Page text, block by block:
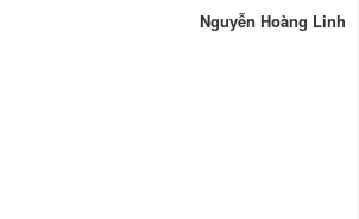
Nguyễn Hoàng Linh